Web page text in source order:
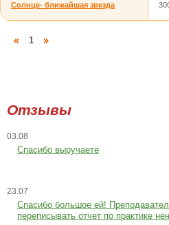
Солнце- ближайшая звезда
1
Отзывы
03.08
Спасибо выручаете
23.07
Cпасибо большое ей!
переписывать отчет по практике